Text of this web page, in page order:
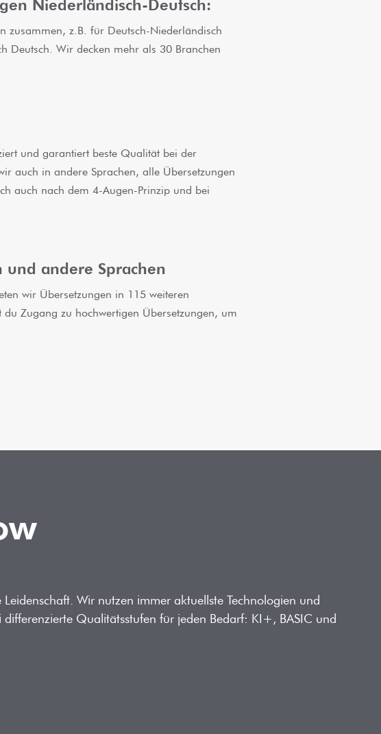
Niederländisch-Deutsch:
zusammen, z.B. für Deutsch-Niederländisch
Deutsch. Wir decken mehr als 30 Branchen
und garantiert beste Qualität bei der
auch in andere Sprachen, alle Übersetzungen
auch nach dem 4-Augen-Prinzip und bei
und andere Sprachen
wir Übersetzungen in 115 weiteren
Zugang zu hochwertigen Übersetzungen, um
Wir nutzen immer aktuellste Technologien und
Qualitätsstufen für jeden Bedarf: KI+, BASIC und